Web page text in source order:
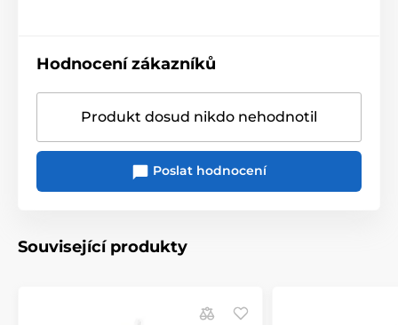
Hodnocení zákazníků
Produkt dosud nikdo nehodnotil
Poslat hodnocení
Související produkty